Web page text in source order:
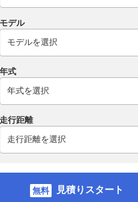
モデル
年式
走行距離
見積りスタート